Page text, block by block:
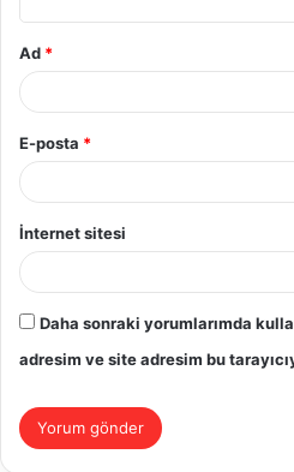
Ad *
E-posta *
İnternet sitesi
Daha sonraki yorumlarımda
adresim ve site adresim bu